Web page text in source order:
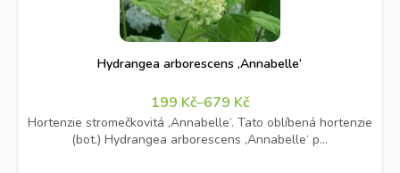
Hydrangea arborescens ‚Annabelle‘
199 Kč–679 Kč
Hortenzie stromečkovitá ‚Annabelle‘. Tato oblíbená hortenzie
(bot.) Hydrangea arborescens ‚Annabelle‘ p...